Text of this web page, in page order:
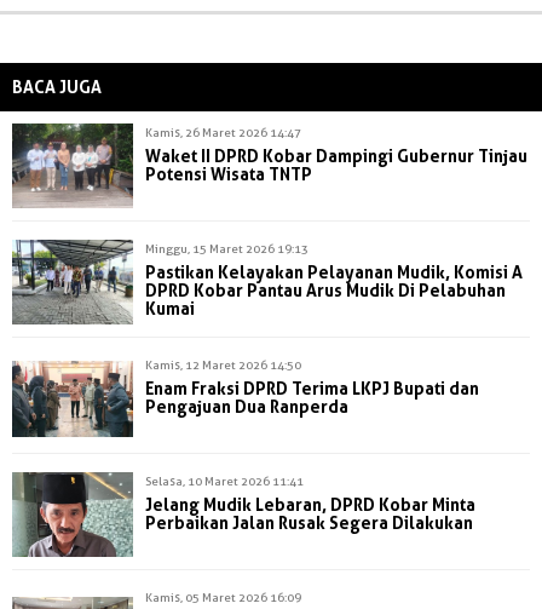
BACA JUGA
Kamis, 26 Maret 2026 14:47
Waket II DPRD Kobar Dampingi Gubernur Tinjau
Potensi Wisata TNTP
Minggu, 15 Maret 2026 19:13
Pastikan Kelayakan Pelayanan Mudik, Komisi A
DPRD Kobar Pantau Arus Mudik Di Pelabuhan
Kumai
Kamis, 12 Maret 2026 14:50
Enam Fraksi DPRD Terima LKPJ Bupati dan
Pengajuan Dua Ranperda
Selasa, 10 Maret 2026 11:41
Jelang Mudik Lebaran, DPRD Kobar Minta
Perbaikan Jalan Rusak Segera Dilakukan
Kamis, 05 Maret 2026 16:09